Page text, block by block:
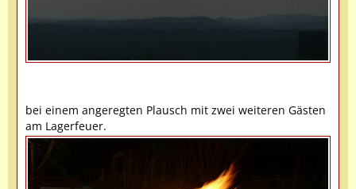
bei einem angeregten Plausch mit zwei weiteren Gästen
am Lagerfeuer.